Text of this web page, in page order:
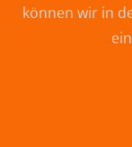
können wir in